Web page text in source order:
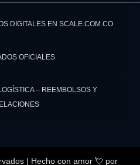
DIGITALES EN SCALE.COM.CO
OFICIALES
– REEMBOLSOS Y
| Hecho con amor 💘 por